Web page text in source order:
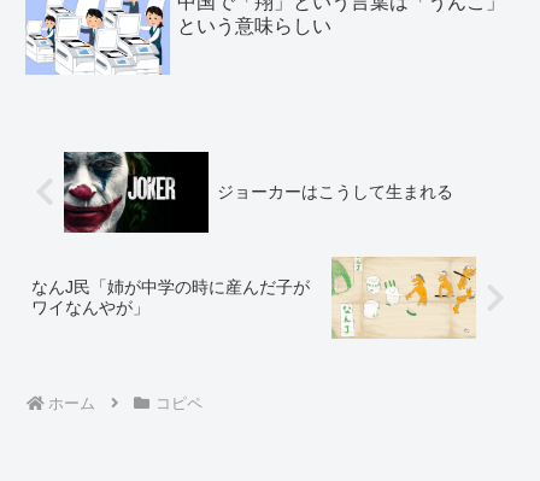
という意味らしい
ジョーカーはこうして生まれる
なんJ民「姉が中学の時に産んだ子が
ワイなんやが」
ホーム コピペ